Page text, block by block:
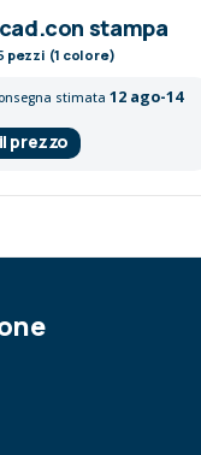
cad.con stampa
pezzi (1 colore)
stimata 12 ago-14
prezzo